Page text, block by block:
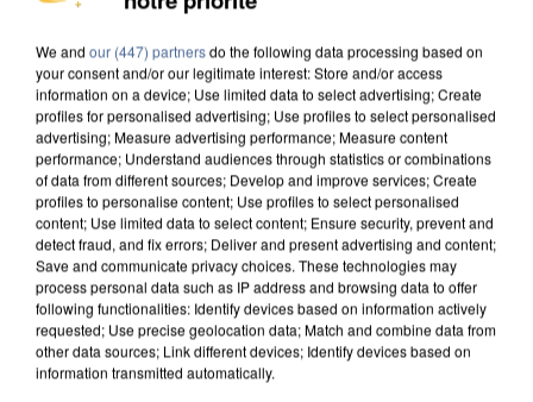
IL TUE SON FILS ET ENVOIE DES PHOTOS À SON
EX-COMPAGNE À NICE
We and our (447) partnersdo the following data processing based on
your consent and/or our legitimate interest: Store and/or access
information on a device; Use limited data to select advertising; Create
profiles for personalised advertising; Use profiles to select personalised
advertising; Measure advertising performance; Measure content
performance; Understand audiences through statistics or combinations
of data from different sources; Develop and improve services; Create
profiles to personalise content; Use profiles to select personalised
content; Use limited data to select content; Ensure security, prevent and
detect fraud, and fix errors; Deliver and present advertising and content;
Save and communicate privacy choices. These technologies may
process personal data such as IP address and browsing data to offer
following functionalities: Identify devices based on information actively
requested; Use precise geolocation data; Match and combine data from
other data sources; Link different devices; Identify devices based on
information transmitted automatically.